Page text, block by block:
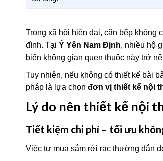
Trong xã hội hiện đại, căn bếp không
đình. Tại Ý Yên Nam Định, nhiều hộ
biến không gian quen thuộc này trở
Tuy nhiên, nếu không có thiết kế bài
pháp là lựa chọn đơn vị thiết kế nội
Lý do nên thiết kế nội
Tiết kiệm chi phí – tối ưu
Việc tự mua sắm rời rạc thường dẫn